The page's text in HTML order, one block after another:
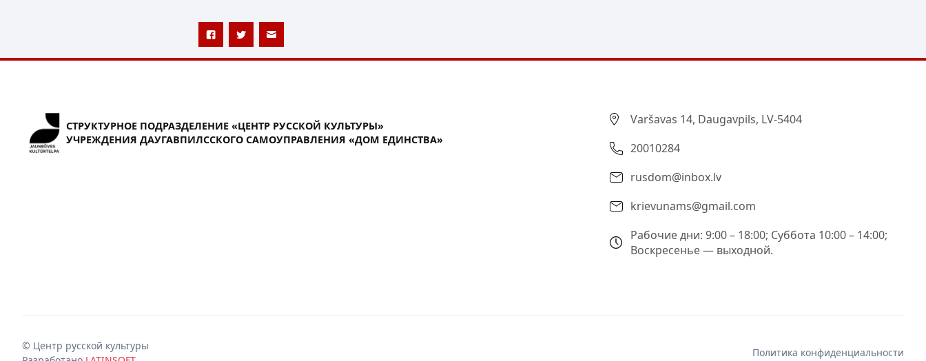
СТРУКТУРНОЕ ПОДРАЗДЕЛЕНИЕ «ЦЕНТР РУССКОЙ КУЛЬТУРЫ»
УЧРЕЖДЕНИЯ ДАУГАВПИЛССКОГО САМОУПРАВЛЕНИЯ «ДОМ ЕДИНСТВА»
Varšavas 14, Daugavpils, LV-5404
20010284
rusdom@inbox.lv
krievunams@gmail.com
Рабочие дни: 9:00 – 18:00; Суббота 10:00 – 14:00;
Воскресенье — выходной.
© Центр русской культуры
Политика конфиденциальности